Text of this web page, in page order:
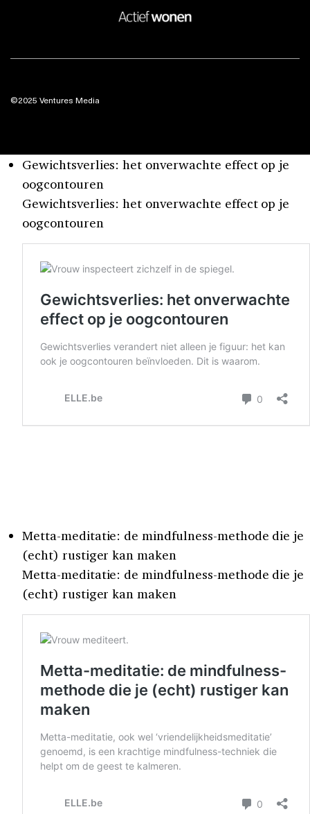
©2025 Ventures Media
Gewichtsverlies: het onverwachte effect op je
oogcontouren
Gewichtsverlies: het onverwachte effect op je
oogcontouren
Metta-meditatie: de mindfulness-methode die je
(echt) rustiger kan maken
Metta-meditatie: de mindfulness-methode die je
(echt) rustiger kan maken